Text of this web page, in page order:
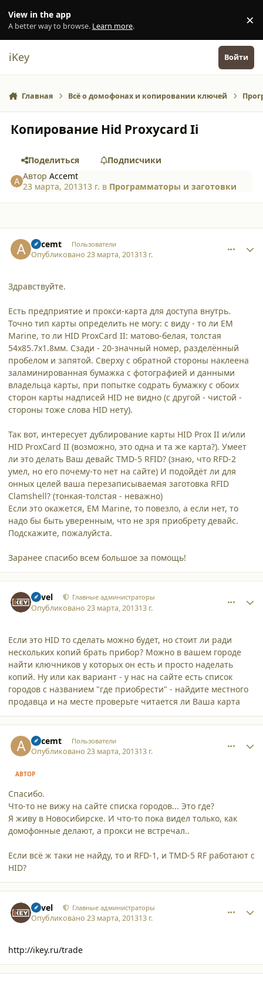
View in the app
A better way to browse. Learn more. ×
iKey Войти
Главная Всё о домофонах и копировании ключей
Копирование Hid Proxycard Ii
Поделиться
Подписчики
АвторAccemt
23 марта, 201313 г. в Программаторы и заготовки
Accemt Пользователи
Опубликовано23 марта, 201313 г.
Здравствуйте.
Есть предприятие и прокси-карта для доступа внутрь.
Точно тип карты определить не могу: с виду - то ли EM
Marine, то ли HID ProxCard II: матово-белая, толстая
54х85.7х1.8мм. Сзади - 20-значный номер, разделённый
пробелом и запятой. Сверху с обратной стороны наклеена
заламинированная бумажка с фотографией и данными
владельца карты, при попытке содрать бумажку с обоих
сторон карты надписей HID не видно (с другой - чистой -
стороны тоже слова HID нету).
Так вот, интересует дублирование карты HID Prox II и/или
HID ProxCard II (возможно, это одна и та же карта?). Умеет
ли это делать Ваш девайс TMD-5 RFID? (знаю, что RFD-2
умел, но его почему-то нет на сайте) И подойдёт ли для
онных целей ваша перезаписываемая заготовка RFID
Clamshell? (тонкая-толстая - неважно)
Если это окажется, EM Marine, то повезло, а если нет, то
надо бы быть уверенным, что не зря приобрету девайс.
Подскажите, пожалуйста.
Заранее спасибо всем большое за помощь!
Pavel Главные администраторы
Опубликовано23 марта, 201313 г.
Если это HID то сделать можно будет, но стоит ли ради
нескольких копий брать прибор? Можно в вашем городе
найти ключников у которых он есть и просто наделать
копий. Ну или как вариант - у нас на сайте есть список
городов с названием "где приобрести" - найдите местного
продавца и на месте проверьте читается ли Ваша карта
Accemt Пользователи
Опубликовано23 марта, 201313 г.
АВТОР
Спасибо.
Что-то не вижу на сайте списка городов... Это где?
Я живу в Новосибирске. И что-то пока видел только, как
домофонные делают, а прокси не встречал..
Если всё ж таки не найду, то и RFD-1, и TMD-5 RF работают с
HID?
Pavel Главные администраторы
Опубликовано23 марта, 201313 г.
http://ikey.ru/trade